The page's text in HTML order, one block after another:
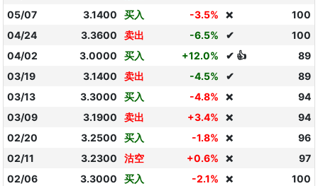
05/07
3.1400 买入 -3.5% ❌
100
04/24
3.3600 卖出 -6.5% ✔
100
04/02
3.0000 买入 +12.0% ✔ 👍
89
03/19
3.1400 卖出 -4.5% ✔
89
03/13
3.3000 买入 -4.8% ❌
94
03/09
3.1900 卖出 +3.4% ❌
94
02/20
3.2500 买入 -1.8% ❌
96
02/11
3.2300 沽空 +0.6% ❌
97
02/06
3.3000 买入 -2.1% ❌ 100